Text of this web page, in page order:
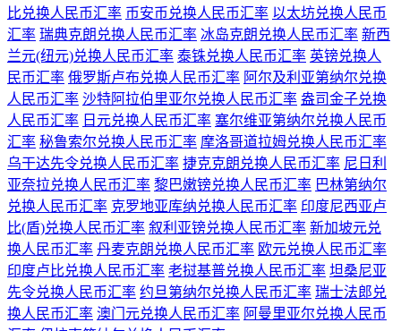
比兑换人民币汇率 币安币兑换人民币汇率 以太坊兑换人民币
汇率 瑞典克朗兑换人民币汇率 冰岛克朗兑换人民币汇率 新西
兰元(纽元)兑换人民币汇率 泰铢兑换人民币汇率 英镑兑换人
民币汇率 俄罗斯卢布兑换人民币汇率 阿尔及利亚第纳尔兑换
人民币汇率 沙特阿拉伯里亚尔兑换人民币汇率 盎司金子兑换
人民币汇率 日元兑换人民币汇率 塞尔维亚第纳尔兑换人民币
汇率 秘鲁索尔兑换人民币汇率 摩洛哥道拉姆兑换人民币汇率
乌干达先令兑换人民币汇率 捷克克朗兑换人民币汇率 尼日利
亚奈拉兑换人民币汇率 黎巴嫩镑兑换人民币汇率 巴林第纳尔
兑换人民币汇率 克罗地亚库纳兑换人民币汇率 印度尼西亚卢
比(盾)兑换人民币汇率 叙利亚镑兑换人民币汇率 新加坡元兑
换人民币汇率 丹麦克朗兑换人民币汇率 欧元兑换人民币汇率
印度卢比兑换人民币汇率 老挝基普兑换人民币汇率 坦桑尼亚
先令兑换人民币汇率 约旦第纳尔兑换人民币汇率 瑞士法郎兑
换人民币汇率 澳门元兑换人民币汇率 阿曼里亚尔兑换人民币